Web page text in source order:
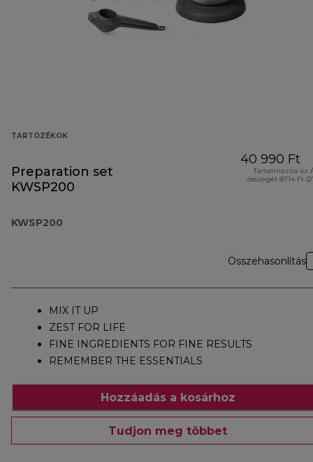
TARTOZÉKOK
Preparation set
KWSP200
KWSP200
40 990 Ft
Tartalmazza az
összegét 8714 Ft
Összehasonlítás
MIX IT UP
ZEST FOR LIFE
FINE INGREDIENTS FOR FINE RESULTS
REMEMBER THE ESSENTIALS
Hozzáadás a kosárhoz
Tudjon meg többet